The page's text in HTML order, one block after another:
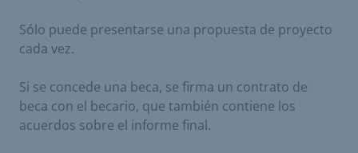
Sólo puede presentarse una propuesta de proyecto
cada vez.
Si se concede una beca, se firma un contrato de
beca con el becario, que también contiene los
acuerdos sobre el informe final.